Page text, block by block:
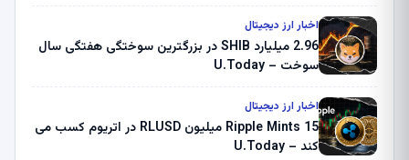
اخبار ارز دیجیتال
2.96 میلیارد SHIB در بزرگترین سوختگی هفتگی سال
سوخت – U.Today
اخبار ارز دیجیتال
Ripple Mints 15 میلیون RLUSD در اتریوم کسب می
کند – U.Today